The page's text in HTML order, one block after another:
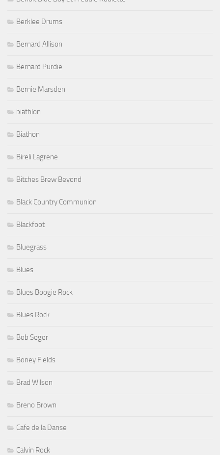
Berklee Drums
Bernard Allison
Bernard Purdie
Bernie Marsden
biathlon
Biathon
Bireli Lagrene
Bitches Brew Beyond
Black Country Communion
Blackfoot
Bluegrass
Blues
Blues Boogie Rock
Blues Rock
Bob Seger
Boney Fields
Brad Wilson
Breno Brown
Cafe de la Danse
Calvin Rock